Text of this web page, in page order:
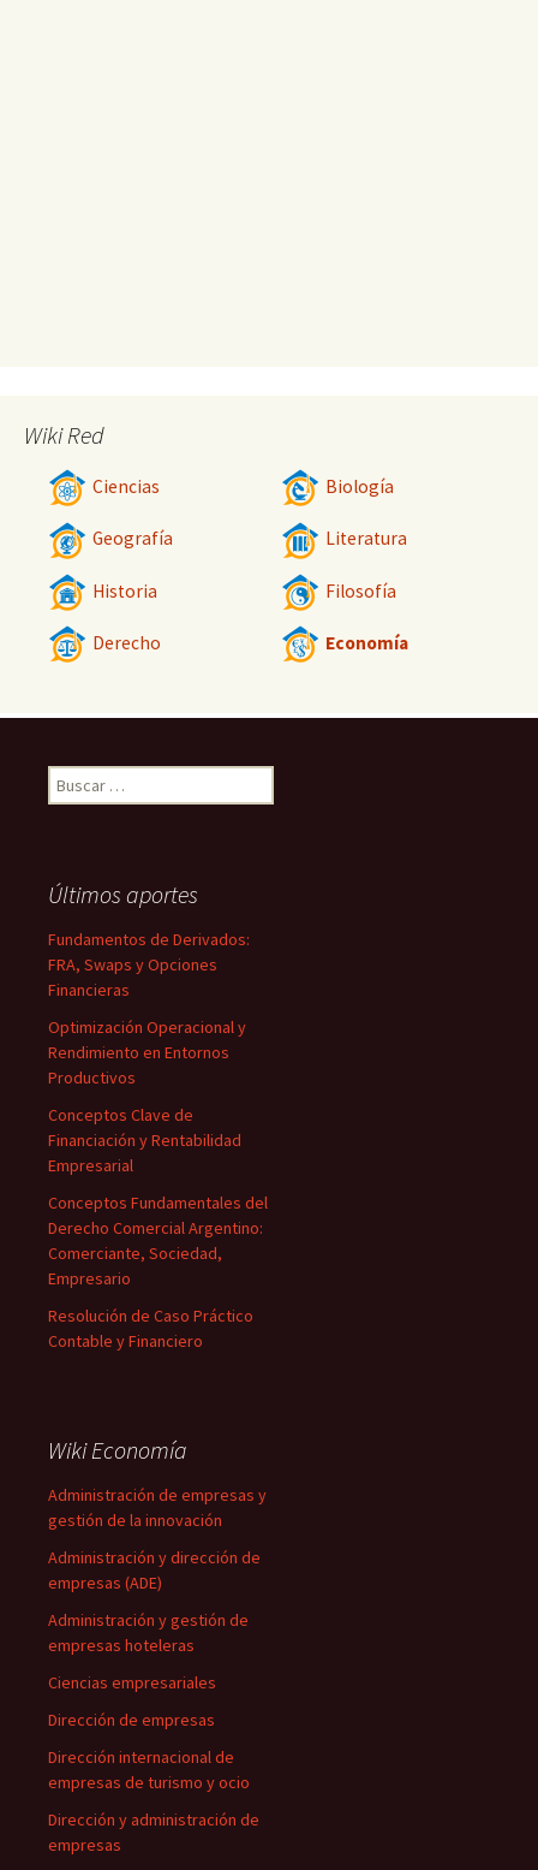
Wiki Red
Ciencias Biología
Geografía Literatura
Historia Filosofía
Derecho Economía
Buscar:
Últimos aportes
Fundamentos de Derivados:
FRA, Swaps y Opciones
Financieras
Optimización Operacional y
Rendimiento en Entornos
Productivos
Conceptos Clave de
Financiación y Rentabilidad
Empresarial
Conceptos Fundamentales del
Derecho Comercial Argentino:
Comerciante, Sociedad,
Empresario
Resolución de Caso Práctico
Contable y Financiero
Wiki Economía
Administración de empresas y
gestión de la innovación
Administración y dirección de
empresas (ADE)
Administración y gestión de
empresas hoteleras
Ciencias empresariales
Dirección de empresas
Dirección internacional de
empresas de turismo y ocio
Dirección y administración de
empresas